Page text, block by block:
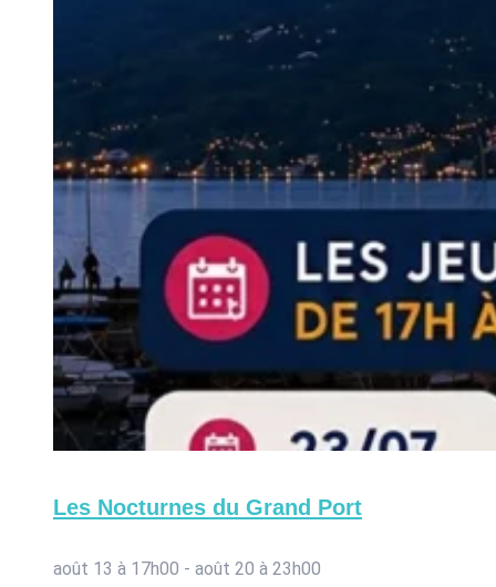
Les Nocturnes du Grand Port
août 13 à 17h00 - août 20 à 23h00